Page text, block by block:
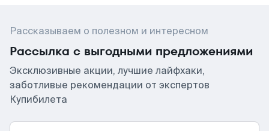
Рассказываем о полезном и интересном
Рассылка с выгодными предложениями
Эксклюзивные акции, лучшие лайфхаки,
заботливые рекомендации от экспертов
Купибилета